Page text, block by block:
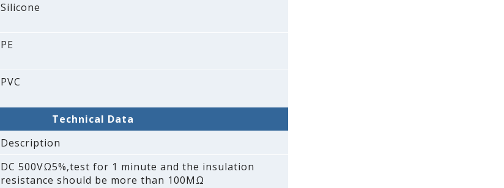
Silicone
PE
PVC
Technical Data
Description
DC 500VΩ5%‚test for 1 minute and the insulation
resistance should be more than 100MΩ